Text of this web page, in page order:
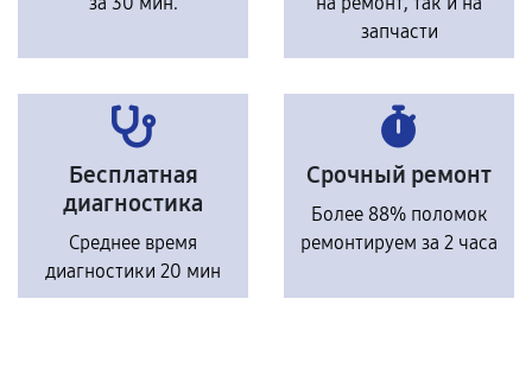
запчасти
Бесплатная
диагностика
Среднее время
диагностики 20 мин
Срочный ремонт
Более 88% поломок
ремонтируем за 2 часа